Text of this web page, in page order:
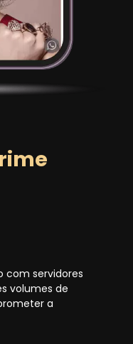
com servidores
volumes de
a